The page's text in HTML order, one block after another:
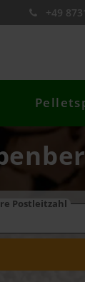
+49
Postleitzahl